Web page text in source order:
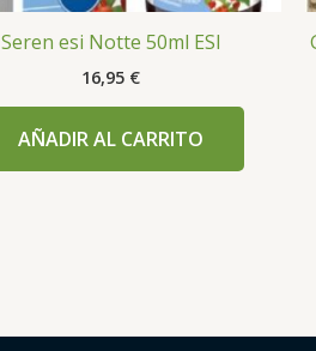
Seren esi Notte 50ml ESI
16,95 €
AÑADIR AL CARRITO